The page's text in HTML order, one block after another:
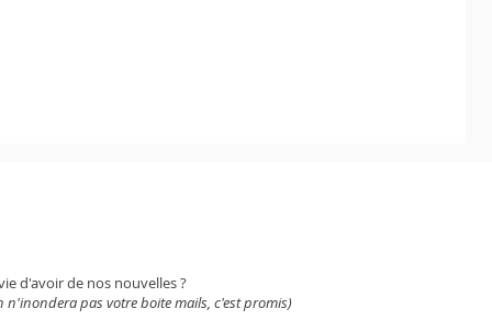
d'avoir de nos nouvelles ?
n'inondera pas votre boite mails, c'est promis)